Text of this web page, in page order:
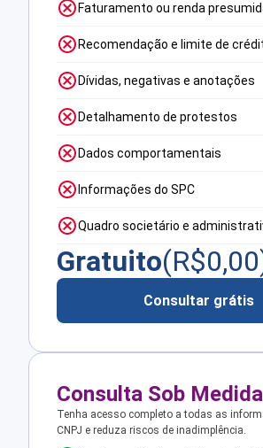
Faturamento ou renda
Recomendação e limite de
Dívidas, negativas e anotações
Detalhamento de protestos
Dados comportamentais
Informações do SPC
Quadro societário e
Gratuito(R$0,00
Consultar grátis
Consulta Sob Medida
Tenha acesso completo a todas as
CNPJ e reduza riscos de inadimplência.